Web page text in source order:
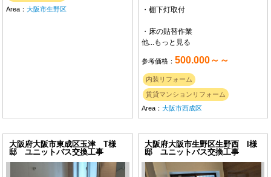
Area：大阪市生野区 ・棚下灯取付
・床の貼替作業
他...もっと見る
参考価格：500.000～～
内装リフォーム
賃貸マンションリフォーム
Area：大阪市西成区
大阪府大阪市東成区玉津 T様
邸 ユニットバス交換工事
大阪府大阪市生野区生野西 I様
邸 ユニットバス交換工事